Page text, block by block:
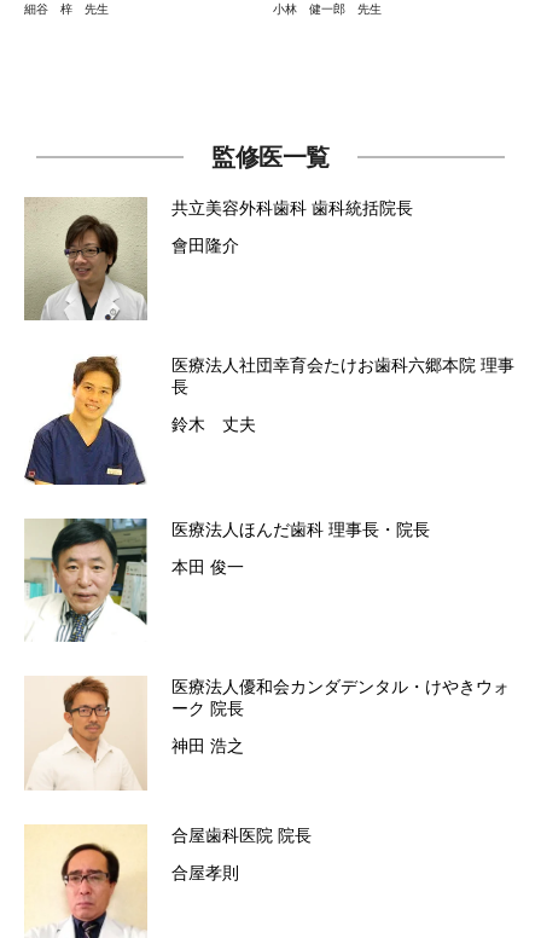
細谷 梓 先生
小林 健一郎 先生
監修医一覧
共立美容外科歯科歯科統括院長
會田隆介
医療法人社団幸育会たけお歯科六郷本院理事
長
鈴木 丈夫
医療法人ほんだ歯科理事長・院長
本田 俊一
医療法人優和会カンダデンタル・けやきウォ
ーク 院長
神田 浩之
合屋歯科医院 院長
合屋孝則